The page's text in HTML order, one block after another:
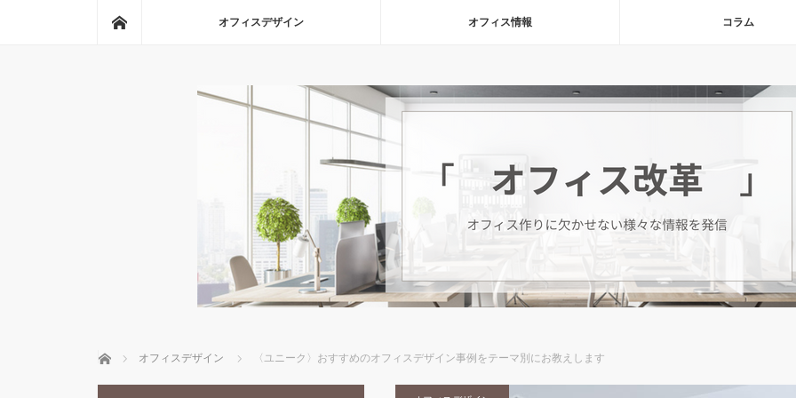
オフィスデザイン オフィス情報 コラム
ホーム オフィスデザイン 〈ユニーク〉おすすめのオフィスデザイン事例をテーマ別にお教えします